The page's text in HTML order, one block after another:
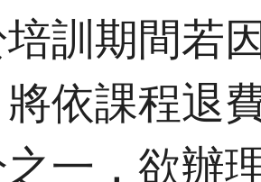
訓期間若
依課程退
一，欲辦